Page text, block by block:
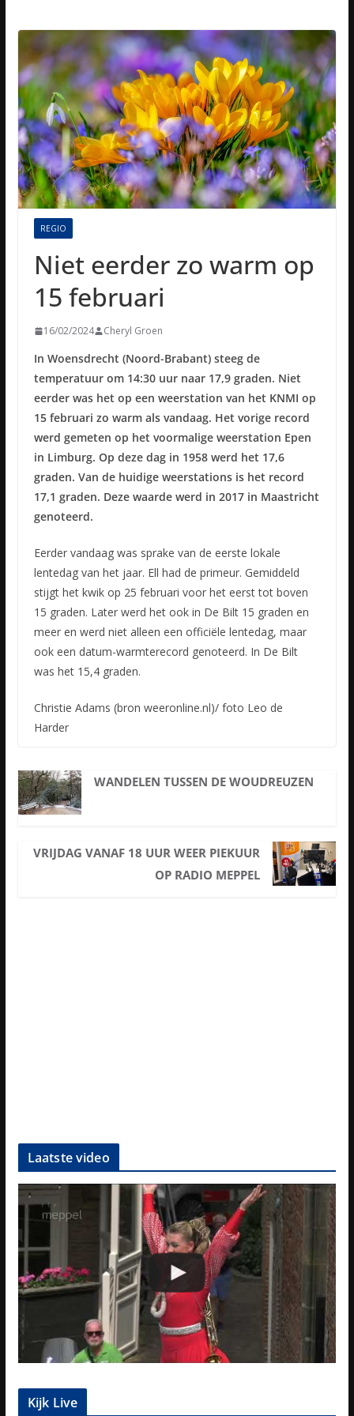
REGIO
Niet eerder zo warm op
15 februari
16/02/2024 Cheryl Groen
In Woensdrecht (Noord-Brabant) steeg de
temperatuur om 14:30 uur naar 17,9 graden. Niet
eerder was het op een weerstation van het KNMI op
15 februari zo warm als vandaag. Het vorige record
werd gemeten op het voormalige weerstation Epen
in Limburg. Op deze dag in 1958 werd het 17,6
graden. Van de huidige weerstations is het record
17,1 graden. Deze waarde werd in 2017 in Maastricht
genoteerd.
Eerder vandaag was sprake van de eerste lokale
lentedag van het jaar. Ell had de primeur. Gemiddeld
stijgt het kwik op 25 februari voor het eerst tot boven
15 graden. Later werd het ook in De Bilt 15 graden en
meer en werd niet alleen een officiële lentedag, maar
ook een datum-warmterecord genoteerd. In De Bilt
was het 15,4 graden.
Christie Adams (bron weeronline.nl)/ foto Leo de
Harder
WANDELEN TUSSEN DE WOUDREUZEN
VRIJDAG VANAF 18 UUR WEER PIEKUUR
OP RADIO MEPPEL
Laatste video
Kijk Live